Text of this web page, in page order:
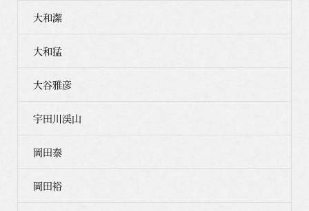
大和潔
大和猛
大谷雅彦
宇田川渓山
岡田泰
岡田裕